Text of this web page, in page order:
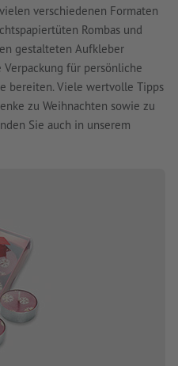
verschiedenen Formaten
Rombas und
gestalteten Aufkleber
für persönliche
bereiten. Viele wertvolle Tipps
zu Weihnachten sowie zu
Sie auch in unserem